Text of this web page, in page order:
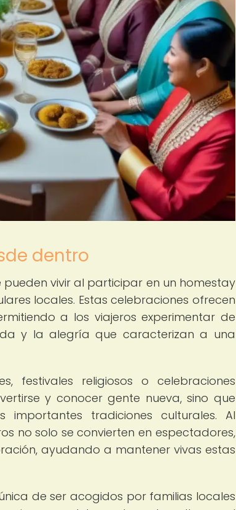
dentro
vivir al participar en un homestay
locales. Estas celebraciones ofrecen
a los viajeros experimentar de
y la alegría que caracterizan a una
festivales religiosos o celebraciones
y conocer gente nueva, sino que
tradiciones culturales. Al
no solo se convierten en espectadores,
ayudando a mantener vivas estas
de ser acogidos por familias locales